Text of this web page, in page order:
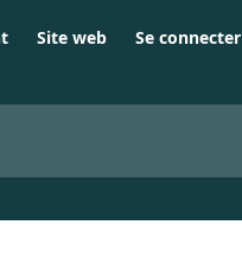
Site web Se connecter